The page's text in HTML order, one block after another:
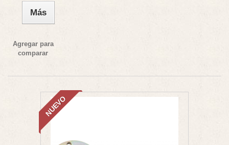
Más
Agregar para
comparar
NUEVO